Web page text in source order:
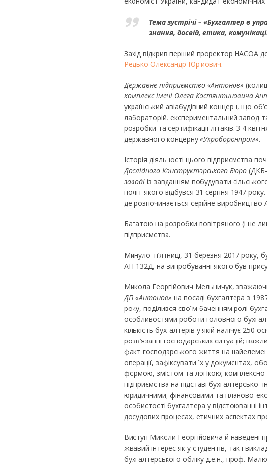
Тема зустрічі – «Бухгалтер в
знання, досвід, етика,
Захід відкрив перший проректор НАСОА
Редько Олександр Юрійович.
Державне підприємство «Антонов»
комплекс імені Олега Костянтиновича
український авіабудівний концерн, що
лабораторій, експериментальний завод
розробки та сертифікації літаків. З 4
державного концерну «Укроборонпром».
Історія діяльності цього підприємства
Дослідного Конструкторського Бюро
заводі із завданням побудувати
політ якого відбувся 31 серпня 1947
де розпочинається серійне виробництво
Багатою на розробки повітряного (і не
підприємства.
Минулої п’ятниці, 31 березня 2017 року,
АН-132Д, на випробуванні якого був
Микола Георгійович Мельничук,
ДП «Антонов» на посаді бухгалтера з
року, поділився своїм баченням ролі
особливостями роботи головного
кількість бухгалтерів у якій налічує 250
розв’язанні господарських ситуацій;
факт господарського життя на
операції, зафіксувати їх у документах,
формою, змістом та логікою; комплексно
підприємства на підставі бухгалтерської
юридичними, фінансовими та планово-
особистості бухгалтера у відстоюванні
досудових процесах, етичних аспектах
Виступ Миколи Георгійовича й наведені
жвавий інтерес як у студентів, так і
бухгалтерського обліку д.е.н., проф.